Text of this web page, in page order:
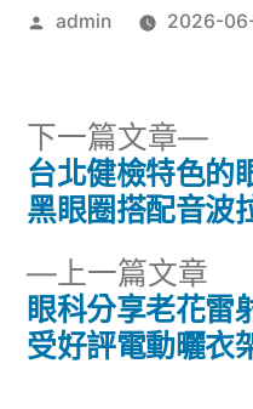
作
admin 2026-
文
導
覽
上一篇文章
一
篇
眼科分享老花雷
受好評電動曬衣
下一篇文章
下
一
篇
台北健檢特色的
黑眼圈搭配音波